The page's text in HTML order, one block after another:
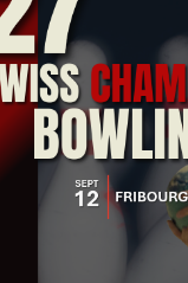
Campionati svizzeri
Coppa svizzera